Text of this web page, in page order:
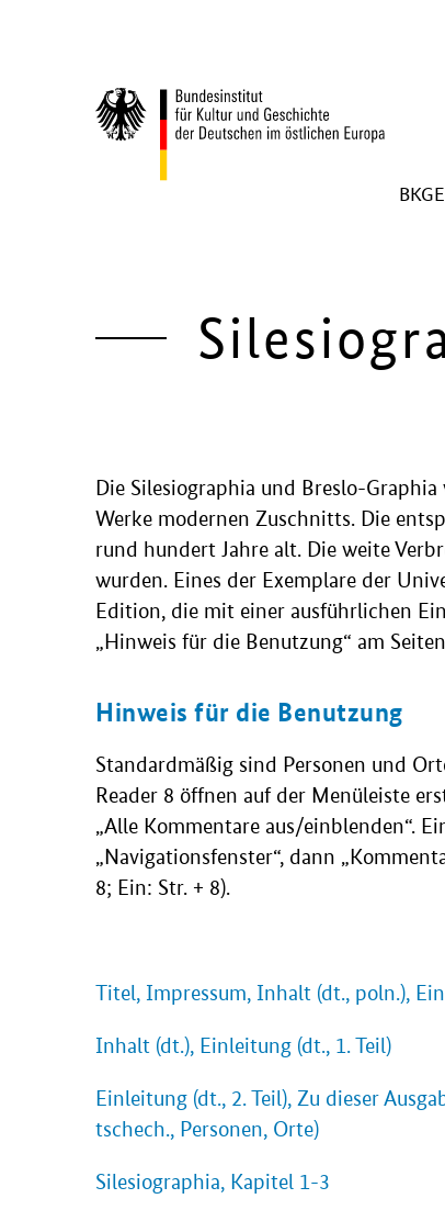
BKGE
Die Silesiographia und Breslo-
Werke modernen Zuschnitts. Die
rund hundert Jahre alt. Die weite
wurden. Eines der Exemplare der
Edition, die mit einer ausführlichen
„Hinweis für die Benutzung“ am
Hinweis für die Benutzung
Standardmäßig sind Personen und
Reader 8 öffnen auf der Menüleiste
„Alle Kommentare aus/einblenden“.
„Navigationsfenster“, dann
8; Ein: Str. + 8).
Titel, Impressum, Inhalt (dt., poln.),
Inhalt (dt.), Einleitung (dt., 1. Teil)
Einleitung (dt., 2. Teil), Zu dieser
tschech., Personen, Orte)
Silesiographia, Kapitel 1-3